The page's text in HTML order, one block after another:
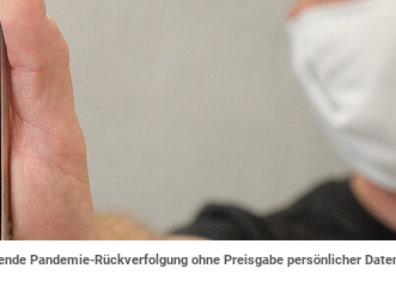
Pandemie-Rückverfolgung ohne Preisgabe persönlicher